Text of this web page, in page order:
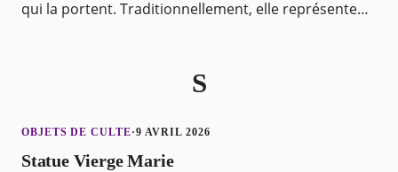
qui la portent. Traditionnellement, elle représente
S
OBJETS DE CULTE·9 AVRIL 2026
Statue Vierge Marie